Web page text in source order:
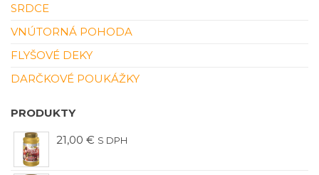
SRDCE
VNÚTORNÁ POHODA
FLYŠOVÉ DEKY
DARČKOVÉ POUKÁŽKY
PRODUKTY
21,00 € S DPH